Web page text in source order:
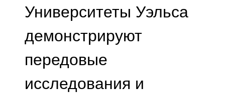
Университеты Уэльса
демонстрируют
передовые
исследования и